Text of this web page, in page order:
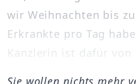
wir Weihnachten bis
Erkrankte pro Tag
Kanzlerin ist dafür von